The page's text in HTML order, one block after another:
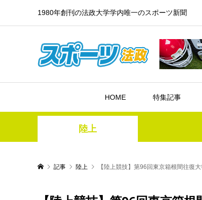
1980年創刊の法政大学学内唯一のスポーツ新聞
HOME 特集記事
陸上
記事 陸上 【陸上競技】第96回東京箱根間往復